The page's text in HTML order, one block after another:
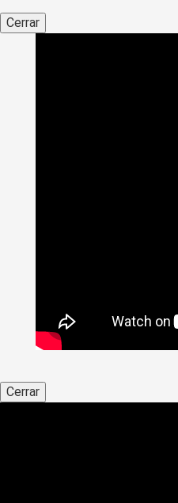
Cerrar
Cerrar